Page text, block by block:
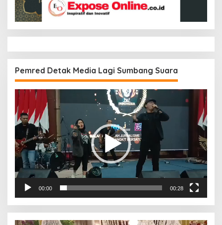
Pemred Detak Media Lagi Sumbang Suara
Pemutar
00:00 00:28